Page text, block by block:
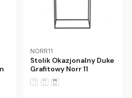
NORR11
Stolik Okazjonalny Duke
Grafitowy Norr 11